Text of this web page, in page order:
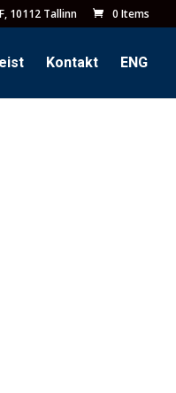
10112 Tallinn 0 Items
Kontakt ENG